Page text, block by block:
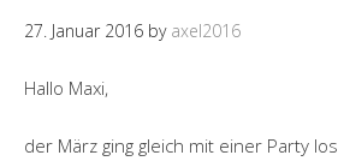
27. Januar 2016 by axel2016
Hallo Maxi,
der März ging gleich mit einer Party